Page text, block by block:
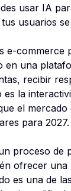
usar IA
usuarios
e-commerce
una
recibir
la
el
para 2027.
proceso de
ofrecer
es una de